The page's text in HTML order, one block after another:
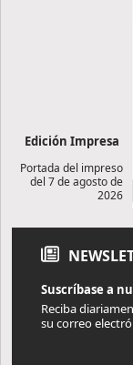
Edición Impresa
Portada del impreso
del 7 de agosto de
2026
Suscríbase a
Reciba
su correo